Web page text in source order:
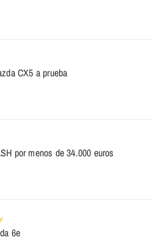
CX5 a prueba
por menos de 34.000 euros
6e